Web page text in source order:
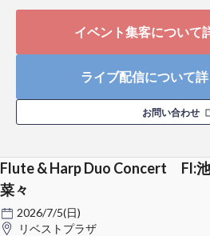
イベント集客について
ライブ配信について
お問い合わせ
Flute & Harp Duo Concert Fl:
菜々
2026/7/5(日)
リベストプラザ